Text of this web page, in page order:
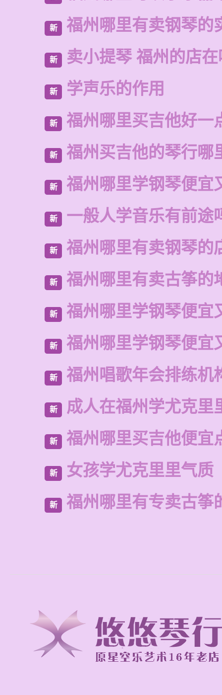
新 福州哪里有卖钢琴的
新 卖小提琴 福州的店
新 学声乐的作用
新 福州哪里买吉他好一
新 福州买吉他的琴行哪
新 福州哪里学钢琴便宜
新 一般人学音乐有前途
新 福州哪里有卖钢琴的
新 福州哪里有卖古筝的
新 福州哪里学钢琴便宜
新 福州哪里学钢琴便宜
新 福州唱歌年会排练机
新 成人在福州学尤克里
新 福州哪里买吉他便宜
新 女孩学尤克里里气质
新 福州哪里有专卖古筝